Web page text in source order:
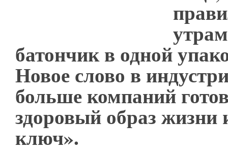
батончик в одной
Новое слово в
больше компаний
здоровый образ жизни
ключ».